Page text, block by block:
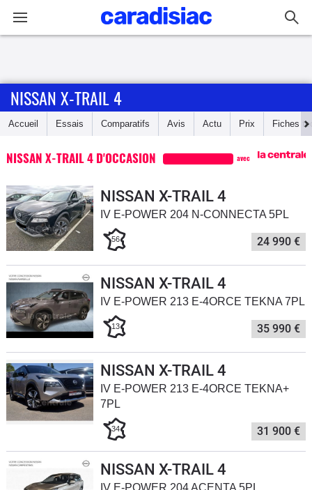
Accueil
Guide
d'achat
Utilitaires
Flottes
Services
Forum
Moto
NISSAN X-TRAIL 4
Accueil Essais Comparatifs Avis Actu Prix Fiches
NISSAN X-TRAIL 4 D'OCCASION avec
NISSAN X-TRAIL 4
IV E-POWER 204 N-CONNECTA 5PL
56 24 990 €
NISSAN X-TRAIL 4
IV E-POWER 213 E-4ORCE TEKNA 7PL
13 35 990 €
NISSAN X-TRAIL 4
IV E-POWER 213 E-4ORCE TEKNA+
7PL
34 31 900 €
NISSAN X-TRAIL 4
IV E-POWER 204 ACENTA 5PL